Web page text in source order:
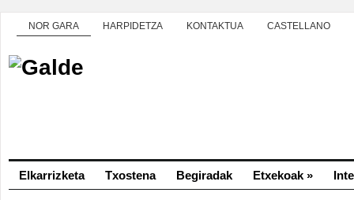
NOR GARA HARPIDETZA KONTAKTUA CASTELLANO
Elkarrizketa Txostena Begiradak Etxekoak »